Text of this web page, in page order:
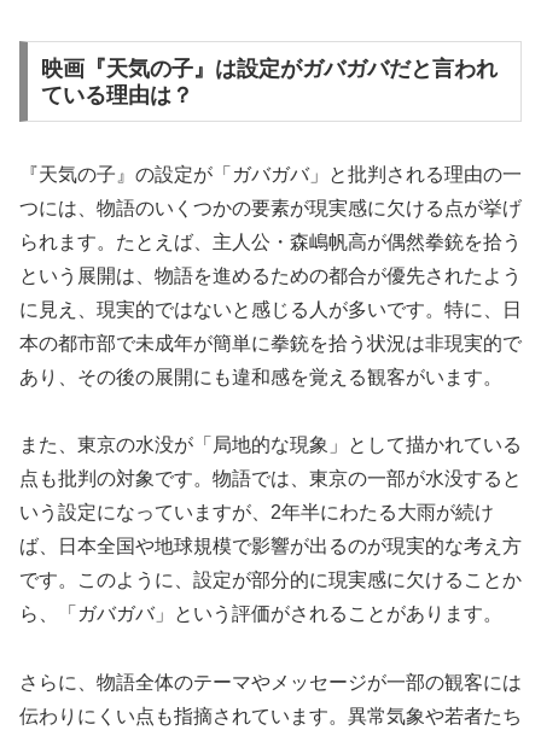
映画『天気の子』は設定がガバガバだと言われ
ている理由は？
『天気の子』の設定が「ガバガバ」と批判される理由の一
つには、物語のいくつかの要素が現実感に欠ける点が挙げ
られます。たとえば、主人公・森嶋帆高が偶然拳銃を拾う
という展開は、物語を進めるための都合が優先されたよう
に見え、現実的ではないと感じる人が多いです。特に、日
本の都市部で未成年が簡単に拳銃を拾う状況は非現実的で
あり、その後の展開にも違和感を覚える観客がいます。
また、東京の水没が「局地的な現象」として描かれている
点も批判の対象です。物語では、東京の一部が水没すると
いう設定になっていますが、2年半にわたる大雨が続け
ば、日本全国や地球規模で影響が出るのが現実的な考え方
です。このように、設定が部分的に現実感に欠けることか
ら、「ガバガバ」という評価がされることがあります。
さらに、物語全体のテーマやメッセージが一部の観客には
伝わりにくい点も指摘されています。異常気象や若者たち